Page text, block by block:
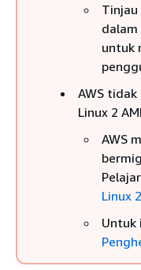
untuk
AWS
Linux 2
AWS
Linux
Untuk